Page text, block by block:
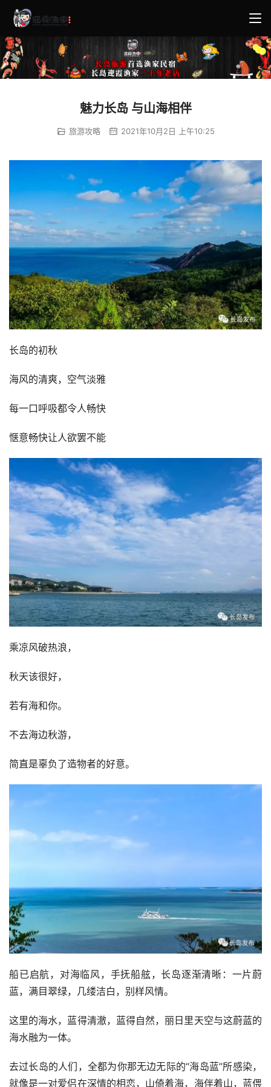
魅力长岛 与山海相伴
旅游攻略 2021年10月2日 上午10:25
长岛的初秋
海风的清爽，空气淡雅
每一口呼吸都令人畅快
惬意畅快让人欲罢不能
乘凉风破热浪，
秋天该很好，
若有海和你。
不去海边秋游，
简直是辜负了造物者的好意。
船已启航，对海临风，手抚船舷，长岛逐渐清晰：一片蔚
蓝，满目翠绿，几缕洁白，别样风情。
这里的海水，蓝得清澈，蓝得自然，丽日里天空与这蔚蓝的
海水融为一体。
去过长岛的人们，全都为你那无边无际的“海岛蓝”所感染，
就像是一对爱侣在深情的相恋，山倚着海，海伴着山，蓝偎